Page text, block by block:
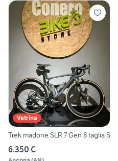
Vetrina
Trek madone SLR 7 Gen 8 taglia S
6.350 €